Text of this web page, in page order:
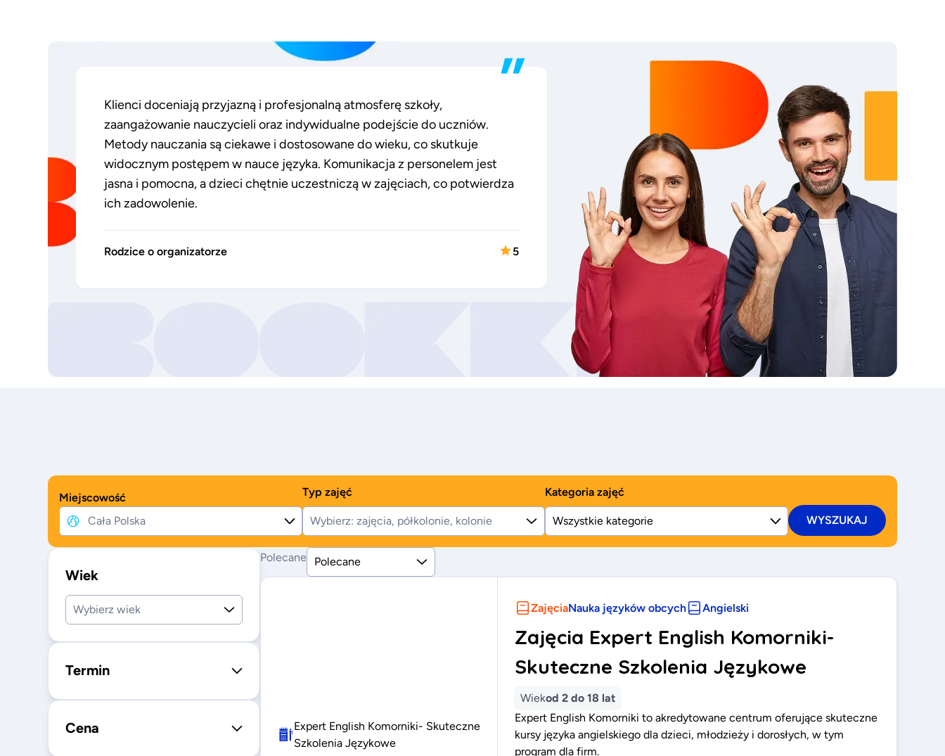
”
Klienci doceniają przyjazną i profesjonalną atmosferę szkoły,
zaangażowanie nauczycieli oraz indywidualne podejście do uczniów.
Metody nauczania są ciekawe i dostosowane do wieku, co skutkuje
widocznym postępem w nauce języka. Komunikacja z personelem jest
jasna i pomocna, a dzieci chętnie uczestniczą w zajęciach, co potwierdza
ich zadowolenie.
Rodzice o organizatorze 5
Miejscowość Typ zajęć
Wybierz: zajęcia, półkolonie, kolonie
Kategoria zajęć
WYSZUKAJ
Wiek
Wybierz wiek
Termin
Cena
Polecane Polecane
Expert English Komorniki- Skuteczne
Szkolenia Językowe
ZajęciaNauka języków obcych Angielski
Zajęcia Expert English Komorniki-
Skuteczne Szkolenia Językowe
Wiekod 2 do 18 lat
Expert English Komorniki to akredytowane centrum oferujące skuteczne
kursy języka angielskiego dla dzieci, młodzieży i dorosłych, w tym
program dla firm.